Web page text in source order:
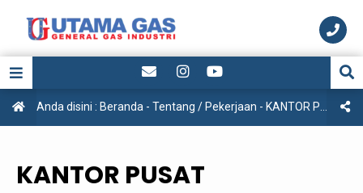
Anda disini : Beranda - Tentang / Pekerjaan - KANTOR PUSAT
KANTOR PUSAT